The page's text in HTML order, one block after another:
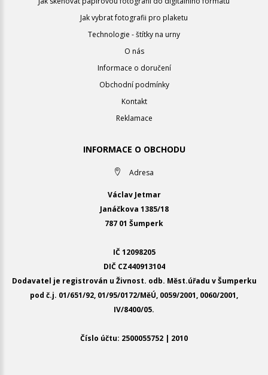
Jak vybrat fotografii pro plaketu
Technologie - štítky na urny
O nás
Informace o doručení
Obchodní podmínky
Kontakt
Reklamace
INFORMACE O OBCHODU
Adresa
Václav Jetmar
Janáčkova 1385/18
787 01 Šumperk
IČ 12098205
DIČ CZ440913104
Dodavatel je registrován u Živnost. odb. Měst.úřadu v Šumperku
pod č.j. 01/651/92, 01/95/0172/MěÚ, 0059/2001, 0060/2001,
IV/8400/05.
Číslo účtu: 2500055752 | 2010